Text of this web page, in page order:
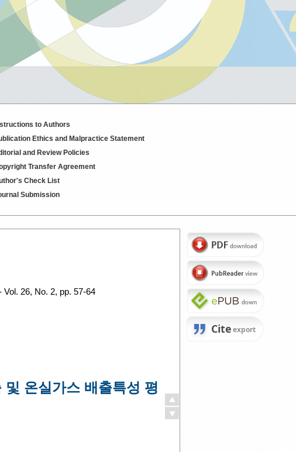
to Authors
Ethics and Malpractice Statement
and Review Policies
Transfer Agreement
Check List
Submission
26, No. 2, pp. 57-64
온실가스 배출특성 평